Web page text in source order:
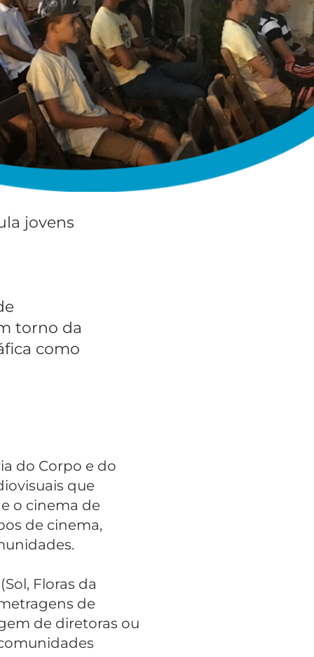
jovens
torno da
como
do Corpo e do
que
o cinema de
de cinema,
Floras da
de
de diretoras ou